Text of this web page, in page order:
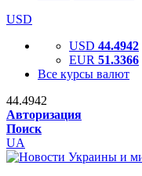
USD
USD 44.4942
EUR 51.3366
Все курсы валют
44.4942
Авторизация
Поиск
UA